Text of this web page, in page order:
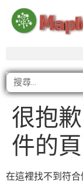
很抱
件的
在這裡找不到符合